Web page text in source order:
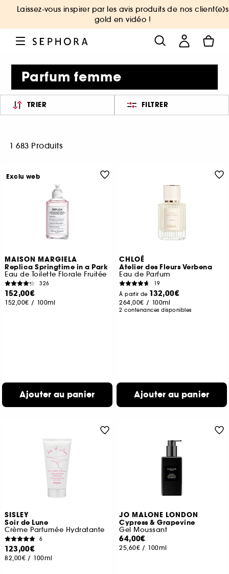
Laissez-vous inspirer par les avis produits de nos client(e)s
gold en vidéo !
Parfum femme
TRIER FILTRER
1 683 Produits
MAISON MARGIELA
Replica Springtime in a Park
Eau de Toilette Florale Fruitée
326
152,00€
152,00€ / 100ml
Ajouter au panier
Exclu web
CHLOÉ
Atelier des Fleurs Verbena
Eau de Parfum
19
À partir de 132,00€
264,00€ / 100ml
2 contenances disponibles
Ajouter au panier
SISLEY
Soir de Lune
Crème Parfumée Hydratante
6
123,00€
82,00€ / 100ml
JO MALONE LONDON
Cypress & Grapevine
Gel Moussant
64,00€
25,60€ / 100ml